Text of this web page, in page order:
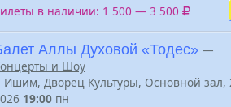
в наличии: 1 500 — 3 500
Аллы Духовой «Тодес» —
и Шоу
Ишим, Дворец Культуры, Основной зал,
19:00 пн